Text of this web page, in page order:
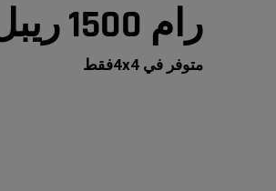
رام 1500 ريبل 2025
متوفر في 4x4فقط